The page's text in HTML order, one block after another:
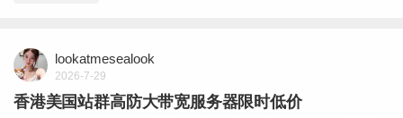
lookatmesealook
2026-7-29
香港美国站群高防大带宽服务器限时低价